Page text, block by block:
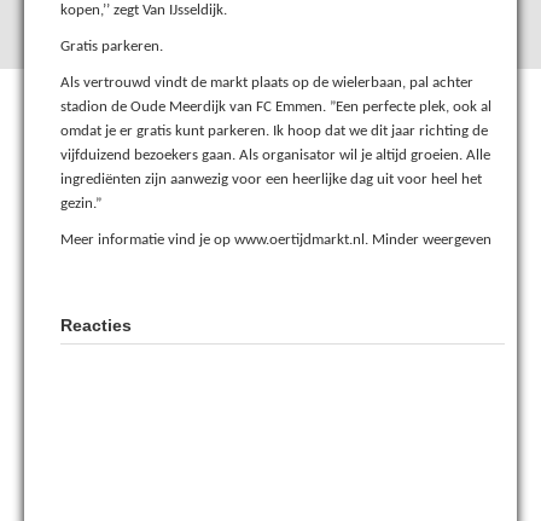
kopen,’’ zegt Van IJsseldijk.
Gratis parkeren.
Als vertrouwd vindt de markt plaats op de wielerbaan, pal achter
stadion de Oude Meerdijk van FC Emmen. ”Een perfecte plek, ook al
omdat je er gratis kunt parkeren. Ik hoop dat we dit jaar richting de
vijfduizend bezoekers gaan. Als organisator wil je altijd groeien. Alle
ingrediënten zijn aanwezig voor een heerlijke dag uit voor heel het
gezin.”
Meer informatie vind je op www.oertijdmarkt.nl. Minder weergeven
Reacties